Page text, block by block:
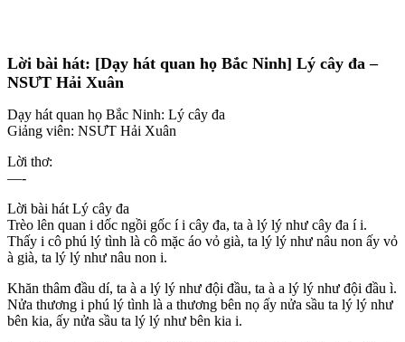
Lời bài hát: [Dạy hát quan họ Bắc Ninh] Lý cây đa –
NSƯT Hải Xuân
Dạy hát quan họ Bắc Ninh: Lý cây đa
Giảng viên: NSƯT Hải Xuân
Lời thơ:
—-
Lời bài hát Lý cây đa
Trèo lên quan i dốc ngồi gốc í i cây đa, ta à lý lý như cây đa í i.
Thấy i cô phú lý tình là cô mặc áo vỏ già, ta lý lý như nâu non ấy vỏ
à già, ta lý lý như nâu non i.
Khăn thâm đầu dí, ta à a lý lý như đội đầu, ta à a lý lý như đội đầu ì.
Nửa thương i phú lý tình là a thương bên nọ ấy nửa sầu ta lý lý như
bên kia, ấy nửa sầu ta lý lý như bên kia i.